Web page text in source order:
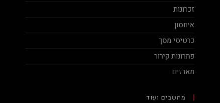
זכרונות
איחסון
כרטיסי מסך
פתרונות קירור
מארזים
מחשבים ועוד